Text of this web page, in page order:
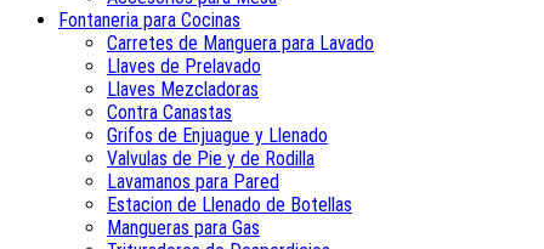
Fontaneria para Cocinas
Carretes de Manguera para Lavado
Llaves de Prelavado
Llaves Mezcladoras
Contra Canastas
Grifos de Enjuague y Llenado
Valvulas de Pie y de Rodilla
Lavamanos para Pared
Estacion de Llenado de Botellas
Mangueras para Gas